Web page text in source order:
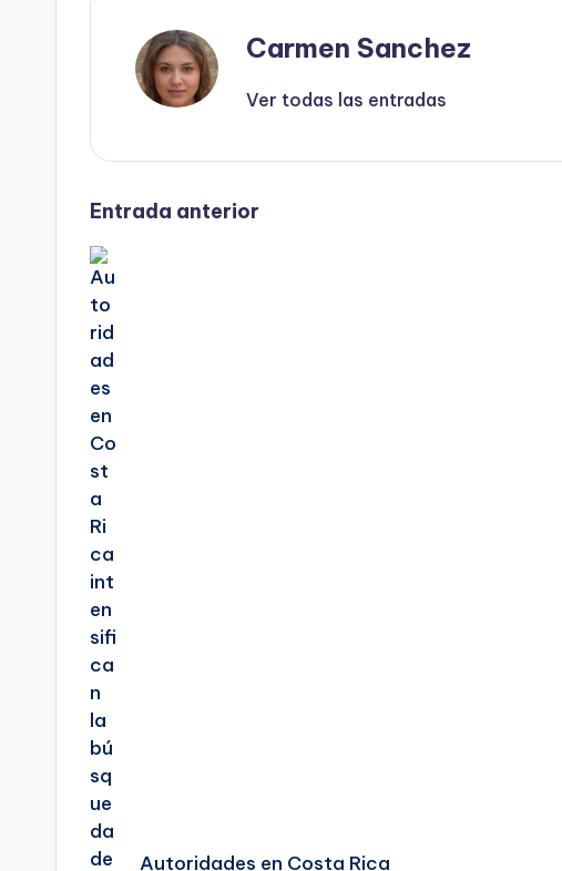
Carmen Sanchez
Ver todas las entradas
Navegación
de
entradas
Entrada anterior
Autoridades en Costa Rica